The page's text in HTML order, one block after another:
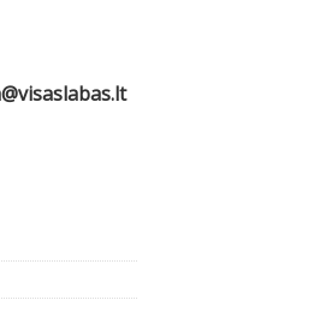
prijungimas